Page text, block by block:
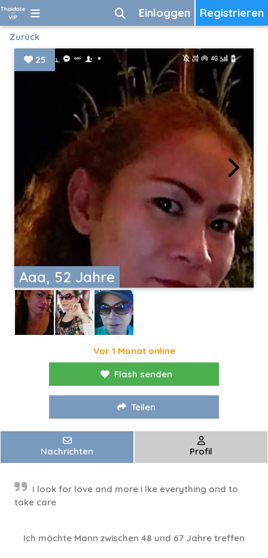
Registrieren
Einloggen
Zurück
Aaa, 52 Jahre
25
Vor 1 Monat online
Flash senden
Teilen
Nachrichten Profil
I look for love and more i lke everything and to
take care
Ich möchte Mann zwischen 48 und 67 Jahre treffen